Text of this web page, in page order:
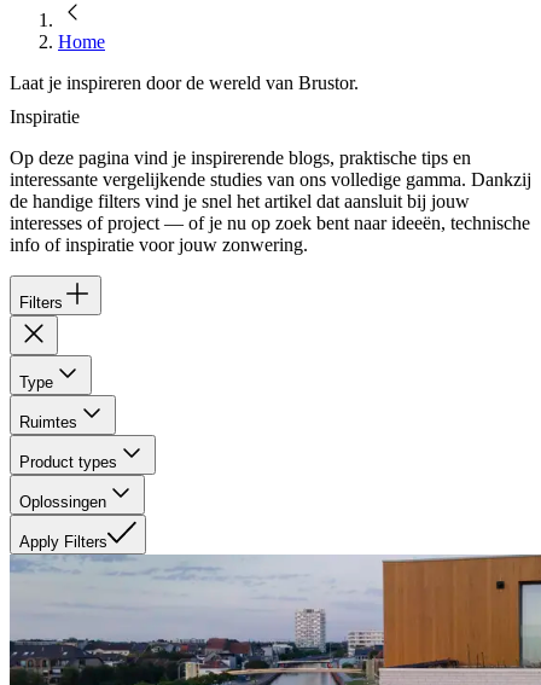
Home
Laat je inspireren door de wereld van Brustor.
Inspiratie
Op deze pagina vind je inspirerende blogs, praktische tips en
interessante vergelijkende studies van ons volledige gamma. Dankzij
de handige filters vind je snel het artikel dat aansluit bij jouw
interesses of project — of je nu op zoek bent naar ideeën, technische
info of inspiratie voor jouw zonwering.
Filters
Type
Ruimtes
Product types
Oplossingen
Apply Filters